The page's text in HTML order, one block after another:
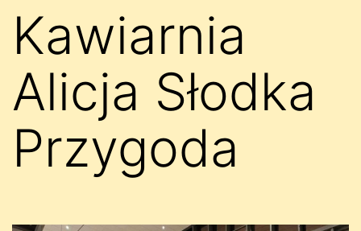
Kawiarnia
Alicja Słodka
Przygoda